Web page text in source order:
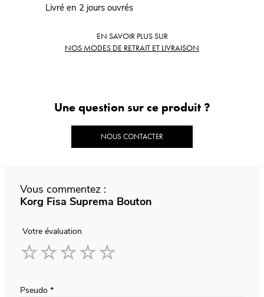
Livré en 2 jours ouvrés
EN SAVOIR PLUS SUR
NOS MODES DE RETRAIT ET LIVRAISON
Une question sur ce produit ?
NOUS CONTACTER
Vous commentez :
Korg Fisa Suprema Bouton
Votre évaluation
Pseudo